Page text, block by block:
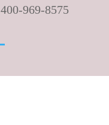
400-969-8575